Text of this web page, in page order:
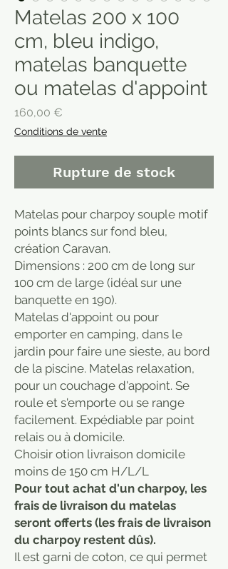
Matelas 200 x 100
cm, bleu indigo,
matelas banquette
ou matelas d'appoint
160,00 €
Conditions de vente
Rupture de stock
Matelas pour charpoy souple motif
points blancs sur fond bleu,
création Caravan.
Dimensions : 200 cm de long sur
100 cm de large (idéal sur une
banquette en 190).
Matelas d'appoint ou pour
emporter en camping, dans le
jardin pour faire une sieste, au bord
de la piscine. Matelas relaxation,
pour un couchage d'appoint. Se
roule et s'emporte ou se range
facilement. Expédiable par point
relais ou à domicile.
Choisir otion livraison domicile
moins de 150 cm H/L/L
Pour tout achat d'un charpoy, les
frais de livraison du matelas
seront offerts (les frais de livraison
du charpoy restent dûs).
Il est garni de coton, ce qui permet